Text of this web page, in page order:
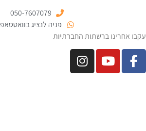
050-7607079
פניה לנציג בוואטסאפ
עקבו אחרינו ברשתות החברתיות